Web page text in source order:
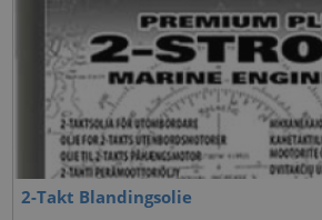
2-Takt Blandingsolie